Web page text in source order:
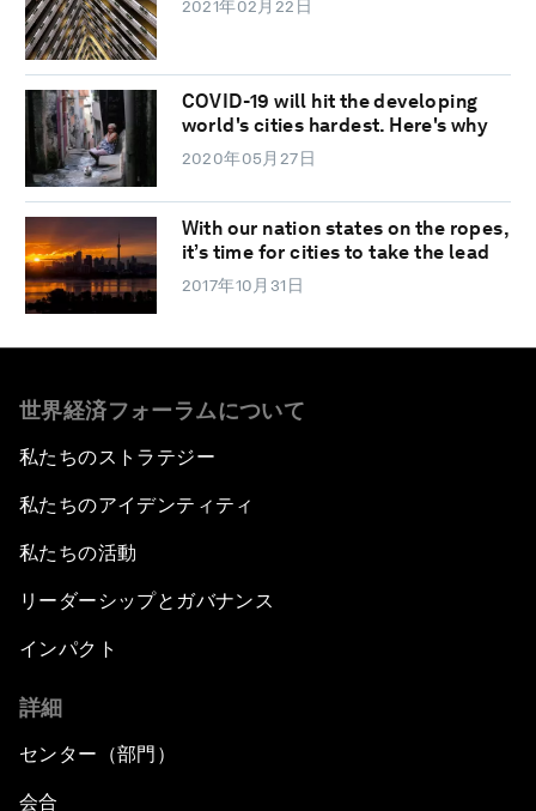
2021年02月22日
COVID-19 will hit the developing
world's cities hardest. Here's why
2020年05月27日
With our nation states on the ropes,
it’s time for cities to take the lead
2017年10月31日
世界経済フォーラムについて
私たちのストラテジー
私たちのアイデンティティ
私たちの活動
リーダーシップとガバナンス
インパクト
詳細
センター（部門）
会合